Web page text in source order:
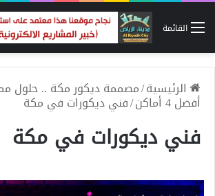
القائمة
الرئيسية/مصممة ديكور مكة .. حلول
أفضل 4 أماكن /فني ديكورات في مكة
فني ديكورات في مكة